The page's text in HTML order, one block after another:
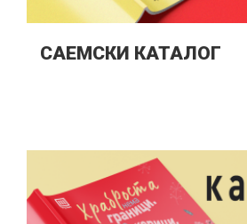
САЕМСКИ КАТАЛОГ